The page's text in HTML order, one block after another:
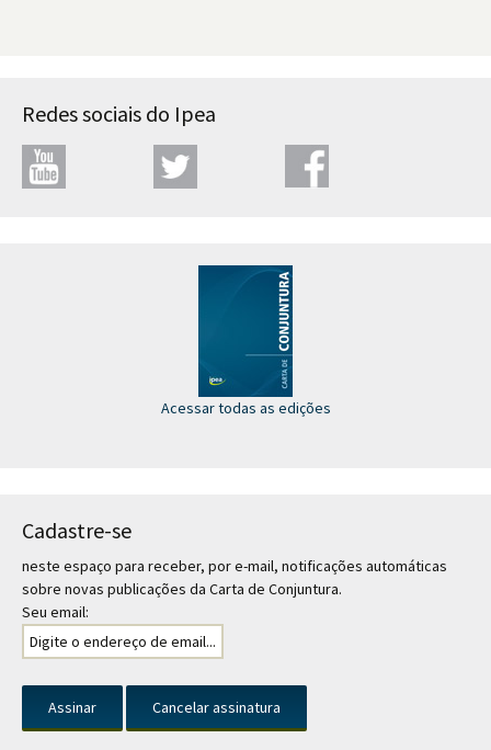
Redes sociais do Ipea
Acessar todas as edições
Cadastre-se
neste espaço para receber, por e-mail, notificações automáticas
sobre novas publicações da Carta de Conjuntura.
Seu email: